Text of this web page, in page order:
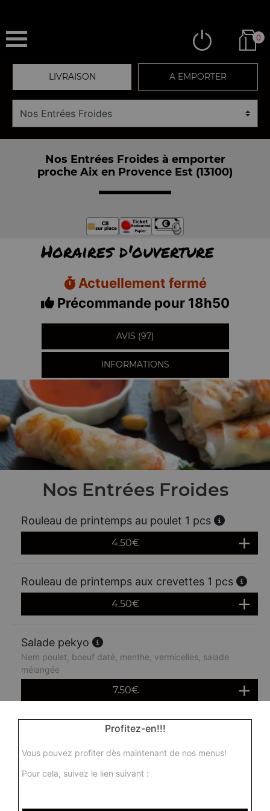
0
LIVRAISON A EMPORTER
Nos Entrées Froides à emporter
proche Aix en Provence Est (13100)
Horaires d'ouverture
Actuellement fermé
Précommande pour 18h50
AVIS (97)
INFORMATIONS
Nos Entrées Froides
Rouleau de printemps au poulet 1 pcs
4.50€
Rouleau de printemps aux crevettes 1 pcs
4.50€
Salade pekyo
Nem poulet, boeuf daté, menthe, vermicelles, salade
mélangée
7.50€
Salade japonaiseProfitez-en!!!
Vous pouvez profiter dès maintenant de nos menus!
Pour cela, suivez le lien suivant :